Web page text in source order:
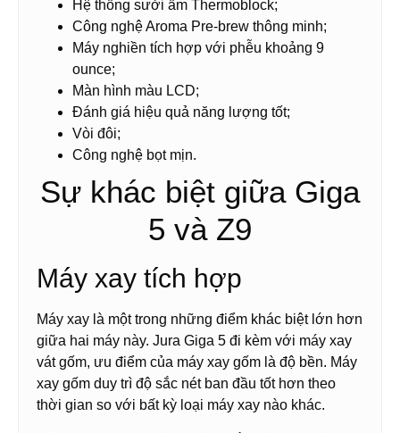
Hệ thống sưởi ấm Thermoblock;
Công nghệ Aroma Pre-brew thông minh;
Máy nghiền tích hợp với phễu khoảng 9
ounce;
Màn hình màu LCD;
Đánh giá hiệu quả năng lượng tốt;
Vòi đôi;
Công nghệ bọt mịn.
Sự khác biệt giữa Giga
5 và Z9
Máy xay tích hợp
Máy xay là một trong những điểm khác biệt lớn hơn
giữa hai máy này. Jura Giga 5 đi kèm với máy xay
vát gốm, ưu điểm của máy xay gốm là độ bền. Máy
xay gốm duy trì độ sắc nét ban đầu tốt hơn theo
thời gian so với bất kỳ loại máy xay nào khác.